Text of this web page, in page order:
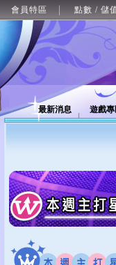
會員特區 點數 / 儲
最新消息 遊戲